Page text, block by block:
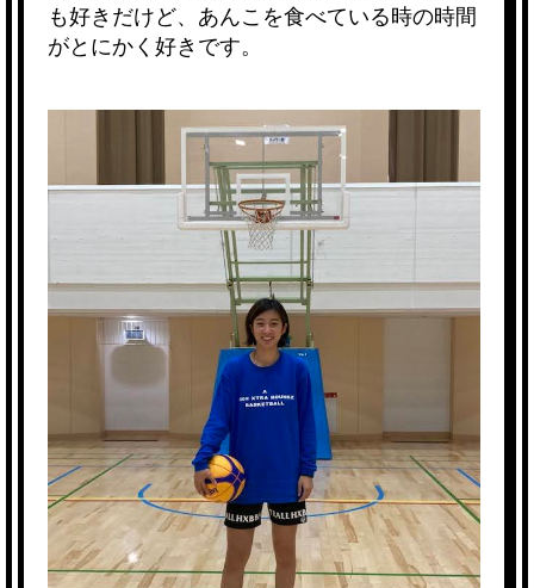
も好きだけど、あんこを食べている時の時間
がとにかく好きです。